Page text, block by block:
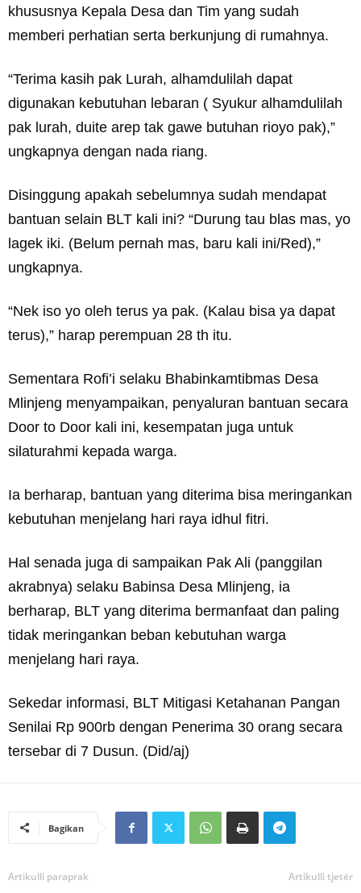
khususnya Kepala Desa dan Tim yang sudah
memberi perhatian serta berkunjung di rumahnya.
“Terima kasih pak Lurah, alhamdulilah dapat
digunakan kebutuhan lebaran ( Syukur alhamdulilah
pak lurah, duite arep tak gawe butuhan rioyo pak),”
ungkapnya dengan nada riang.
Disinggung apakah sebelumnya sudah mendapat
bantuan selain BLT kali ini? “Durung tau blas mas, yo
lagek iki. (Belum pernah mas, baru kali ini/Red),”
ungkapnya.
“Nek iso yo oleh terus ya pak. (Kalau bisa ya dapat
terus),” harap perempuan 28 th itu.
Sementara Rofi’i selaku Bhabinkamtibmas Desa
Mlinjeng menyampaikan, penyaluran bantuan secara
Door to Door kali ini, kesempatan juga untuk
silaturahmi kepada warga.
Ia berharap, bantuan yang diterima bisa meringankan
kebutuhan menjelang hari raya idhul fitri.
Hal senada juga di sampaikan Pak Ali (panggilan
akrabnya) selaku Babinsa Desa Mlinjeng, ia
berharap, BLT yang diterima bermanfaat dan paling
tidak meringankan beban kebutuhan warga
menjelang hari raya.
Sekedar informasi, BLT Mitigasi Ketahanan Pangan
Senilai Rp 900rb dengan Penerima 30 orang secara
tersebar di 7 Dusun. (Did/aj)
Bagikan
Artikulli paraprak Artikulli tjetër